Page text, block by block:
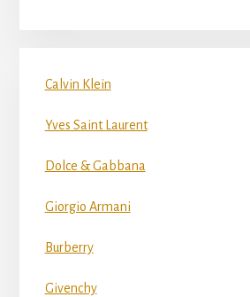
Calvin Klein
Yves Saint Laurent
Dolce & Gabbana
Giorgio Armani
Burberry
Givenchy